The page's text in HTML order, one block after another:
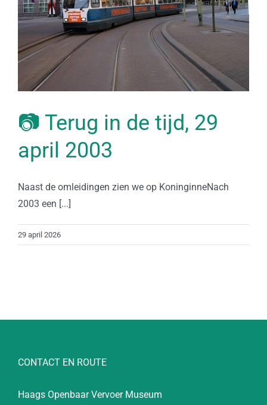
📷 Terug in de tijd, 29
april 2003
Naast de omleidingen zien we op KoninginneNach
2003 een [...]
29 april 2026
CONTACT EN ROUTE
Haags Openbaar Vervoer Museum